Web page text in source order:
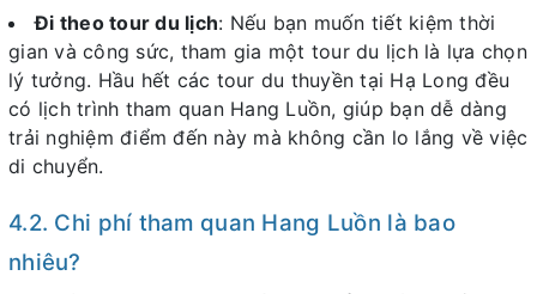
Đi theo tour du lịch: Nếu bạn muốn tiết kiệm thời
gian và công sức, tham gia một tour du lịch là lựa chọn
lý tưởng. Hầu hết các tour du thuyền tại Hạ Long đều
có lịch trình tham quan Hang Luồn, giúp bạn dễ dàng
trải nghiệm điểm đến này mà không cần lo lắng về việc
di chuyển.
4.2. Chi phí tham quan Hang Luồn là bao
nhiêu?